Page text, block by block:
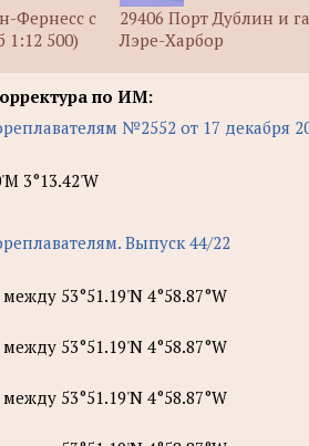
Фернесс с
500)
29406 Порт Дублин и
Лэре-Харбор
по ИМ:
№2552 от 17 декабря
3°13.42'W
Выпуск 44/22
53°51.19'N 4°58.87°W
53°51.19'N 4°58.87°W
53°51.19'N 4°58.87°W